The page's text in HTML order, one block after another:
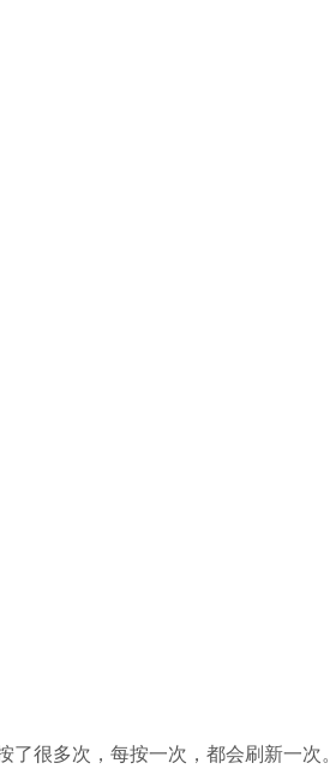
了很多次，每按一次，都会刷新一次